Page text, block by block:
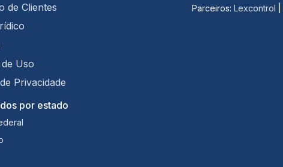
de Clientes
Uso
Privacidade
por estado
Parceiros: Lexcontrol